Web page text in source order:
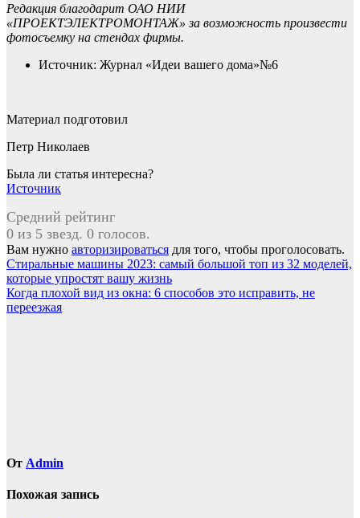
Редакция благодарит ОАО НИИ
«ПРОЕКТЭЛЕКТРОМОНТАЖ» за возможность произвести
фотосъемку на стендах фирмы.
Источник: Журнал «Идеи вашего дома»№6
Материал подготовил
Петр Николаев
Была ли статья интересна?
Источник
Средний рейтинг
0 из 5 звезд. 0 голосов.
Вам нужно авторизироваться для того, чтобы проголосовать.
Навигация
по
записям
Стиральные машины 2023: самый большой топ из 32 моделей,
которые упростят вашу жизнь
Когда плохой вид из окна: 6 способов это исправить, не
переезжая
От Admin
Похожая запись